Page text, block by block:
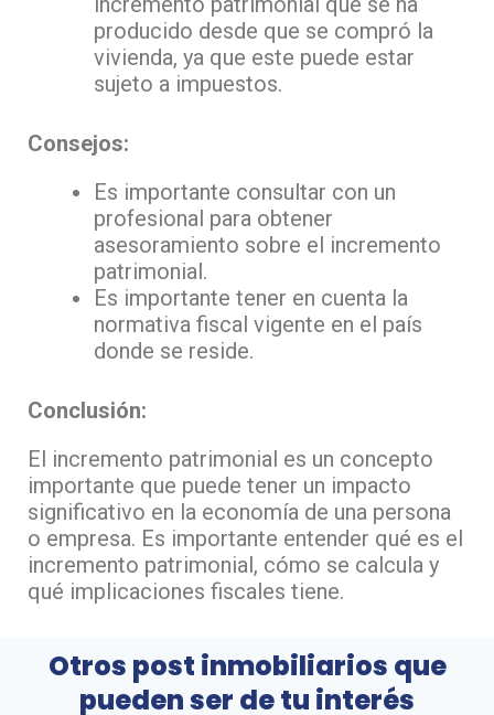
producido desde que se compró la
vivienda, ya que este puede estar
sujeto a impuestos.
Consejos:
Es importante consultar con un
profesional para obtener
asesoramiento sobre el incremento
patrimonial.
Es importante tener en cuenta la
normativa fiscal vigente en el país
donde se reside.
Conclusión:
El incremento patrimonial es un concepto
importante que puede tener un impacto
significativo en la economía de una persona
o empresa. Es importante entender qué es el
incremento patrimonial, cómo se calcula y
qué implicaciones fiscales tiene.
Otros post inmobiliarios que
pueden ser de tu interés